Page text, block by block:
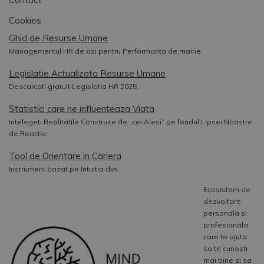
Cookies
Ghid de Resurse Umane
Managementul HR de azi pentru Performanta de maine.
Legislatie Actualizata Resurse Umane
Descarcati gratuit Legislatia HR 2025.
Statistici care ne influenteaza Viata
Intelegeti Realitatile Construite de „cei Alesi” pe fondul Lipsei Noastre
de Reactie.
Tool de Orientare in Cariera
Instrument bazat pe Intuitia dvs.
Ecosistem de
dezvoltare
personala si
profesionala
care te ajuta
sa te cunosti
mai bine si sa